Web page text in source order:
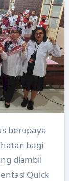
bagi
diambil
Quick